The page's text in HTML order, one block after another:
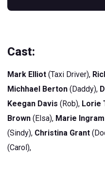
Cast:
Mark Elliot (Taxi Driver),
Michhael Berton (Daddy),
Keegan Davis (Rob), Lorie
Brown (Elsa), Marie Ingram
(Sindy), Christina Grant
(Carol),